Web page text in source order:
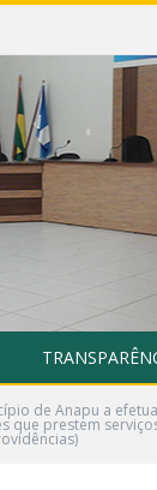
de Anapu a
que prestem